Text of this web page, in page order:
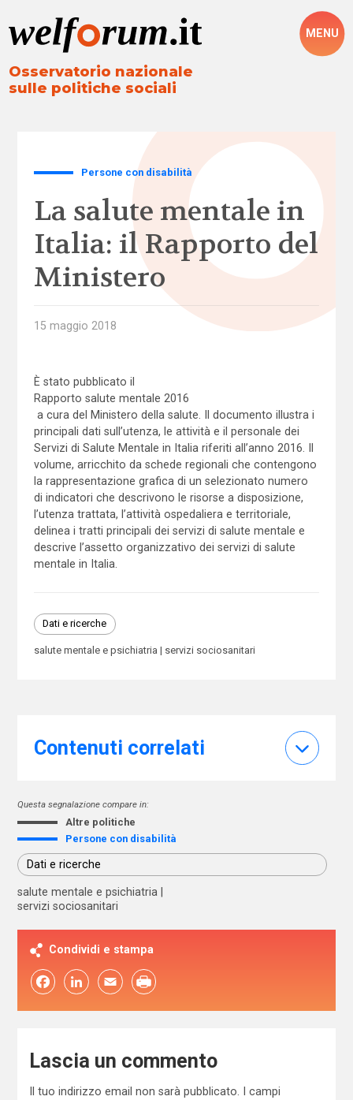
Osservatorio nazionale
sulle politiche sociali
MENU
Persone con disabilità
La salute mentale in
Italia: il Rapporto del
Ministero
15 maggio 2018
È stato pubblicato il
Rapporto salute mentale 2016
a cura del Ministero della salute. Il documento illustra i
principali dati sull’utenza, le attività e il personale dei
Servizi di Salute Mentale in Italia riferiti all’anno 2016. Il
volume, arricchito da schede regionali che contengono
la rappresentazione grafica di un selezionato numero
di indicatori che descrivono le risorse a disposizione,
l’utenza trattata, l’attività ospedaliera e territoriale,
delinea i tratti principali dei servizi di salute mentale e
descrive l’assetto organizzativo dei servizi di salute
mentale in Italia.
Dati e ricerche
salute mentale e psichiatria servizi sociosanitari
Contenuti correlati
Questa segnalazione compare in:
Altre politiche
Persone con disabilità
Dati e ricerche
salute mentale e psichiatria
servizi sociosanitari
Condividi e stampa
FacebookLinkedIn Email
Lascia un commento
Il tuo indirizzo email non sarà pubblicato.
I campi